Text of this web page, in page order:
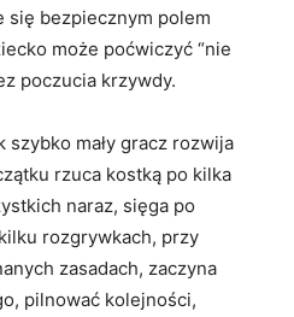
się bezpiecznym polem
może poćwiczyć “nie
poczucia krzywdy.
szybko mały gracz rozwija
rzuca kostką po kilka
naraz, sięga po
rozgrywkach, przy
zasadach, zaczyna
pilnować kolejności,